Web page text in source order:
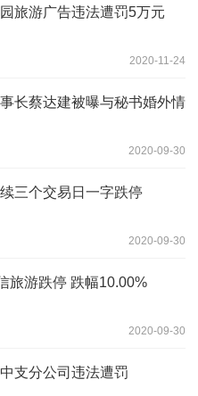
旅游广告违法遭罚5万元
2020-11-24
长蔡达建被曝与秘书婚外情
2020-09-30
三个交易日一字跌停
2020-09-30
旅游跌停 跌幅10.00%
2020-09-30
支分公司违法遭罚